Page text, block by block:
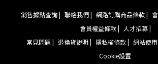
銷售據點查詢 | 聯絡我們 | 網路訂購商品條款 |
會員權益條款 |
人才招募 |
常見問題 | 退換貨說明 | 隱私權條款 | 網站使
Cookie設置